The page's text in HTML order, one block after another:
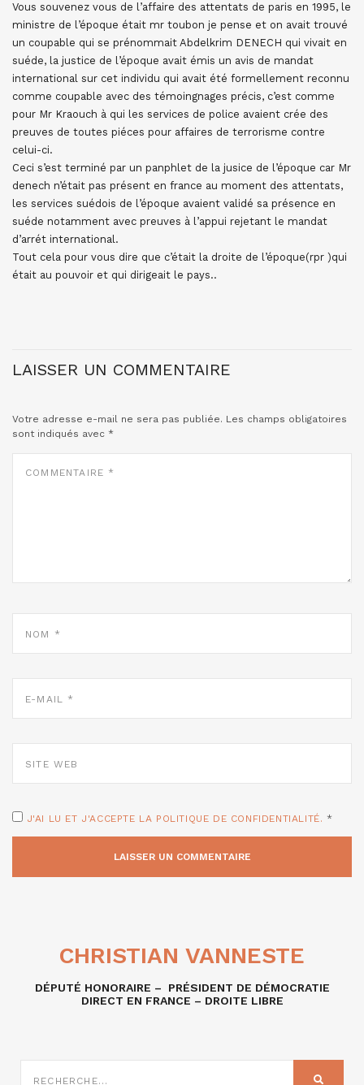
Vous souvenez vous de l’affaire des attentats de paris en 1995, le
ministre de l’époque était mr toubon je pense et on avait trouvé
un coupable qui se prénommait Abdelkrim DENECH qui vivait en
suéde, la justice de l’époque avait émis un avis de mandat
international sur cet individu qui avait été formellement reconnu
comme coupable avec des témoingnages précis, c’est comme
pour Mr Kraouch à qui les services de police avaient crée des
preuves de toutes piéces pour affaires de terrorisme contre
celui-ci.
Ceci s’est terminé par un panphlet de la jusice de l’époque car Mr
denech n’était pas présent en france au moment des attentats,
les services suédois de l’époque avaient validé sa présence en
suéde notamment avec preuves à l’appui rejetant le mandat
d’arrét international.
Tout cela pour vous dire que c’était la droite de l’époque(rpr )qui
était au pouvoir et qui dirigeait le pays..
LAISSER UN COMMENTAIRE
Votre adresse e-mail ne sera pas publiée. Les champs obligatoires
sont indiqués avec *
MAIL
WEB
J'AI LU ET J'ACCEPTE LA POLITIQUE DE CONFIDENTIALITÉ. *
CHRISTIAN VANNESTE
DÉPUTÉ HONORAIRE – PRÉSIDENT DE DÉMOCRATIE
DIRECT EN FRANCE – DROITE LIBRE
SUR